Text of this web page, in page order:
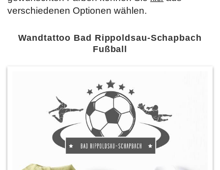
verschiedenen Optionen wählen.
Wandtattoo Bad Rippoldsau-Schapbach
Fußball